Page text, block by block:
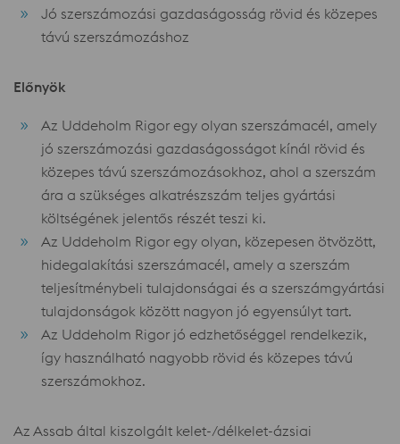
Jó szerszámozási gazdaságosság rövid és közepes
távú szerszámozáshoz
Előnyök
Az Uddeholm Rigor egy olyan szerszámacél, amely
jó szerszámozási gazdaságosságot kínál rövid és
közepes távú szerszámozásokhoz, ahol a szerszám
ára a szükséges alkatrészszám teljes gyártási
költségének jelentős részét teszi ki.
Az Uddeholm Rigor egy olyan, közepesen ötvözött,
hidegalakítási szerszámacél, amely a szerszám
teljesítménybeli tulajdonságai és a szerszámgyártási
tulajdonságok között nagyon jó egyensúlyt tart.
Az Uddeholm Rigor jó edzhetőséggel rendelkezik,
így használható nagyobb rövid és közepes távú
szerszámokhoz.
Az Assab által kiszolgált kelet-/délkelet-ázsiai